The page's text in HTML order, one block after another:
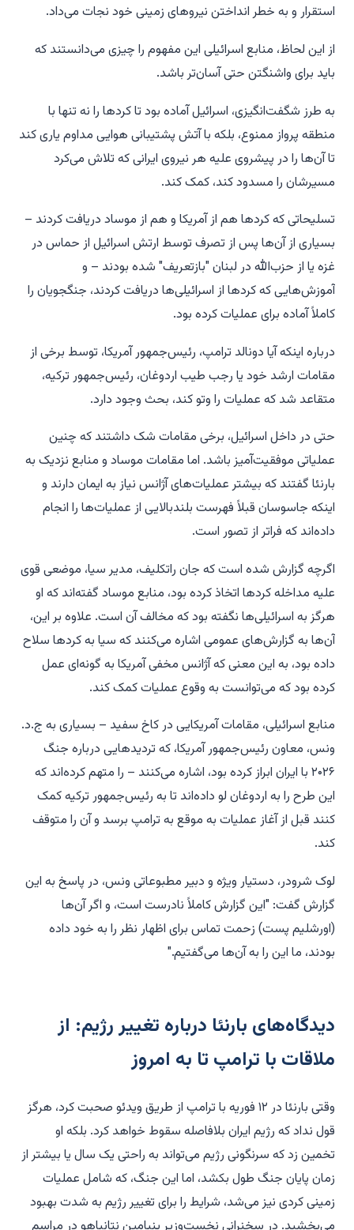
استقرار و به خطر انداختن نیروهای زمینی خود نجات می‌داد.
از این لحاظ، منابع اسرائیلی این مفهوم را چیزی می‌دانستند که
باید برای واشنگتن حتی آسان‌تر باشد.
به طرز شگفت‌انگیزی، اسرائیل آماده بود تا کردها را نه تنها با
منطقه پرواز ممنوع، بلکه با آتش پشتیبانی هوایی مداوم یاری کند
تا آن‌ها را در پیشروی علیه هر نیروی ایرانی که تلاش می‌کرد
مسیرشان را مسدود کند، کمک کند.
تسلیحاتی که کردها هم از آمریکا و هم از موساد دریافت کردند –
بسیاری از آن‌ها پس از تصرف توسط ارتش اسرائیل از حماس در
غزه یا از حزب‌الله در لبنان "بازتعریف" شده بودند – و
آموزش‌هایی که کردها از اسرائیلی‌ها دریافت کردند، جنگجویان را
کاملاً آماده برای عملیات کرده بود.
درباره اینکه آیا دونالد ترامپ، رئیس‌جمهور آمریکا، توسط برخی از
مقامات ارشد خود یا رجب طیب اردوغان، رئیس‌جمهور ترکیه،
متقاعد شد که عملیات را وتو کند، بحث وجود دارد.
حتی در داخل اسرائیل، برخی مقامات شک داشتند که چنین
عملیاتی موفقیت‌آمیز باشد. اما مقامات موساد و منابع نزدیک به
بارنئا گفتند که بیشتر عملیات‌های آژانس نیاز به ایمان دارند و
اینکه جاسوسان قبلاً فهرست بلندبالایی از عملیات‌ها را انجام
داده‌اند که فراتر از تصور است.
اگرچه گزارش شده است که جان راتکلیف، مدیر سیا، موضعی قوی
علیه مداخله کردها اتخاذ کرده بود، منابع موساد گفته‌اند که او
هرگز به اسرائیلی‌ها نگفته بود که مخالف آن است. علاوه بر این،
آن‌ها به گزارش‌های عمومی اشاره می‌کنند که سیا به کردها سلاح
داده بود، به این معنی که آژانس مخفی آمریکا به گونه‌ای عمل
کرده بود که می‌توانست به وقوع عملیات کمک کند.
منابع اسرائیلی، مقامات آمریکایی در کاخ سفید – بسیاری به ج.د.
ونس، معاون رئیس‌جمهور آمریکا، که تردیدهایی درباره جنگ
۲۰۲۶ با ایران ابراز کرده بود، اشاره می‌کنند – را متهم کرده‌اند که
این طرح را به اردوغان لو داده‌اند تا به رئیس‌جمهور ترکیه کمک
کنند قبل از آغاز عملیات به موقع به ترامپ برسد و آن را متوقف
کند.
لوک شرودر، دستیار ویژه و دبیر مطبوعاتی ونس، در پاسخ به این
گزارش گفت: "این گزارش کاملاً نادرست است، و اگر آن‌ها
(اورشلیم پست) زحمت تماس برای اظهار نظر را به خود داده
بودند، ما این را به آن‌ها می‌گفتیم."
دیدگاه‌های بارنئا درباره تغییر رژیم: از
ملاقات با ترامپ تا به امروز
وقتی بارنئا در ۱۲ فوریه با ترامپ از طریق ویدئو صحبت کرد، هرگز
قول نداد که رژیم ایران بلافاصله سقوط خواهد کرد. بلکه او
تخمین زد که سرنگونی رژیم می‌تواند به راحتی یک سال یا بیشتر از
زمان پایان جنگ طول بکشد، اما این جنگ، که شامل عملیات
زمینی کردی نیز می‌شد، شرایط را برای تغییر رژیم به شدت بهبود